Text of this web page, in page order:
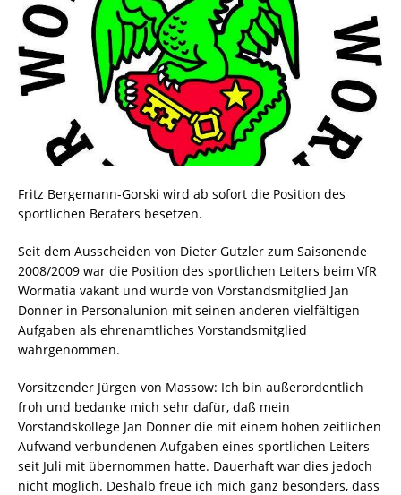
Fritz Bergemann-Gorski wird ab sofort die Position des
sportlichen Beraters besetzen.
Seit dem Ausscheiden von Dieter Gutzler zum Saisonende
2008/2009 war die Position des sportlichen Leiters beim VfR
Wormatia vakant und wurde von Vorstandsmitglied Jan
Donner in Personalunion mit seinen anderen vielfältigen
Aufgaben als ehrenamtliches Vorstandsmitglied
wahrgenommen.
Vorsitzender Jürgen von Massow: Ich bin außerordentlich
froh und bedanke mich sehr dafür, daß mein
Vorstandskollege Jan Donner die mit einem hohen zeitlichen
Aufwand verbundenen Aufgaben eines sportlichen Leiters
seit Juli mit übernommen hatte. Dauerhaft war dies jedoch
nicht möglich. Deshalb freue ich mich ganz besonders, dass